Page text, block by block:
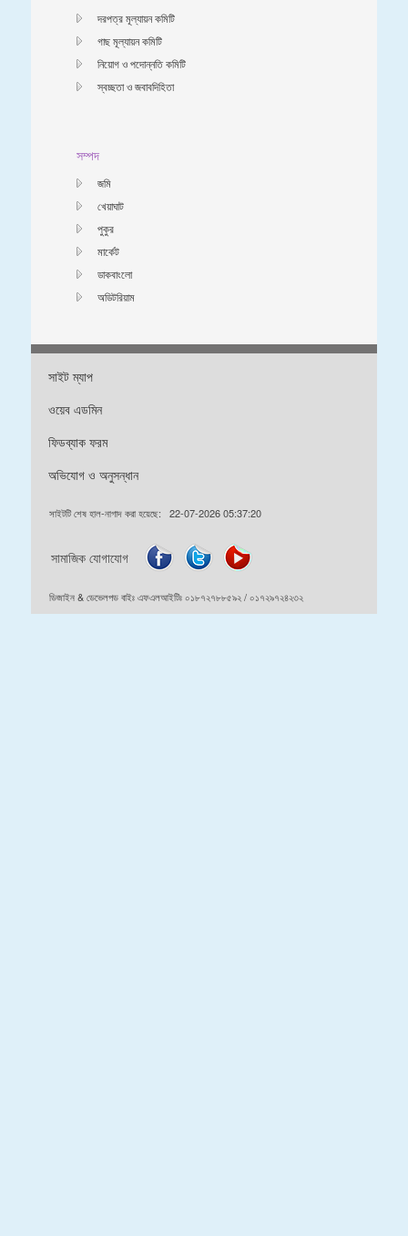
দরপত্র মূল্যায়ন কমিটি
গাছ মূল্যায়ন কমিটি
নিয়োগ ও পদোন্নতি কমিটি
স্বচ্ছতা ও জবাবদিহিতা
সম্পদ
জমি
খেয়াঘাট
পুকুর
মার্কেট
ডাকবাংলো
অডিটরিয়াম
সাইট ম্যাপ
ওয়েব এডমিন
ফিডব্যাক ফরম
অভিযোগ ও অনুসন্ধান
সাইটটি শেষ হাল-নাগাদ করা হয়েছে: 22-07-2026 05:37:20
সামাজিক যোগাযোগ
ডিজাইন & ডেভেলপড বাইঃ এফএলআইটিঃ ০১৮৭২৭৮৮৫৯২ / ০১৭২৯৭২৪২৩২